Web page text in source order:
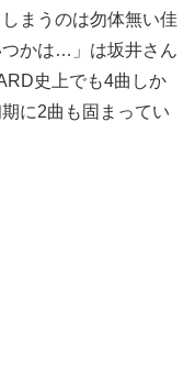
まうのは勿体無い佳
かは…」は坂井さん
史上でも4曲しか
に2曲も固まってい